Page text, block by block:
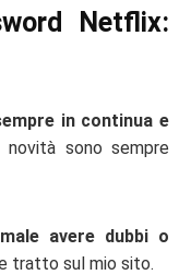
Netflix:
in continua e
sono sempre
avere dubbi o
tratto sul mio sito.